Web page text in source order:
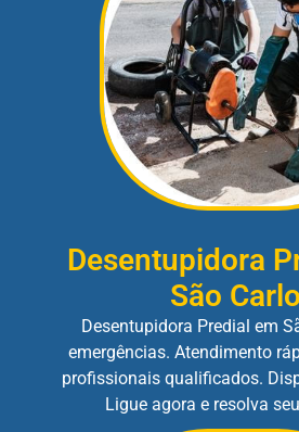
Desentupidora
São
Desentupidora Predial em
emergências. Atendimento
profissionais qualificados.
Ligue agora e resolva